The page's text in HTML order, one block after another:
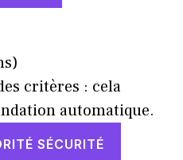
critères : cela
automatique.
SÉCURITÉ